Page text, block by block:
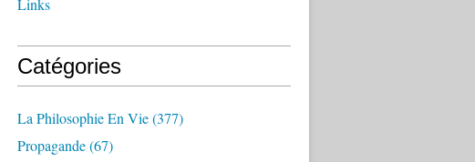
Links
Catégories
La Philosophie En Vie(377)
Propagande(67)